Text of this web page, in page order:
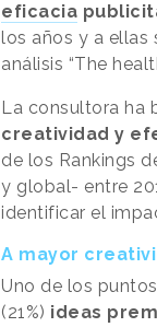
eficacia
los años y a ellas
análisis “The
La consultora ha
creatividad y
de los Rankings
y global- entre
identificar el
A mayor
Uno de los
(21%) ideas